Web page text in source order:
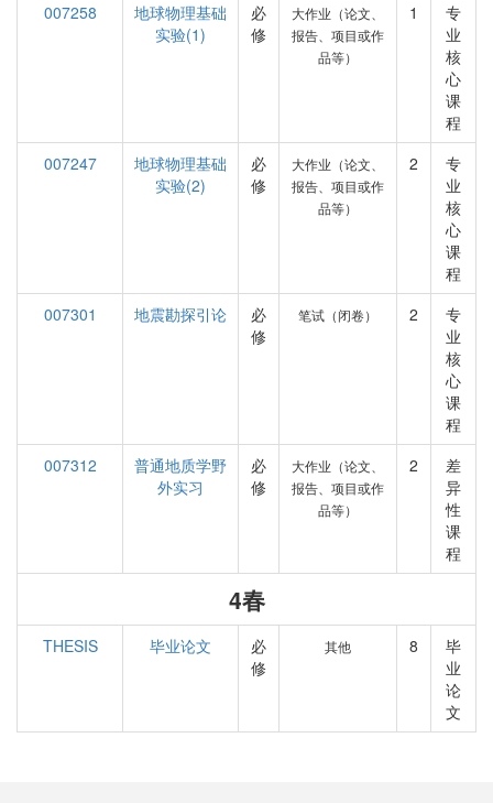
007258
地球物理基础
实验(1)
必
修
大作业（论文、
报告、项目或作
品等）
1
专
业
核
心
课
程
007247
地球物理基础
实验(2)
必
修
大作业（论文、
报告、项目或作
品等）
2
专
业
核
心
课
程
007301
地震勘探引论
必
修
笔试（闭卷） 2
专
业
核
心
课
程
007312
普通地质学野
外实习
必
修
大作业（论文、
报告、项目或作
品等）
2
差
异
性
课
程
4春
THESIS 毕业论文
必
修
其他 8
毕
业
论
文